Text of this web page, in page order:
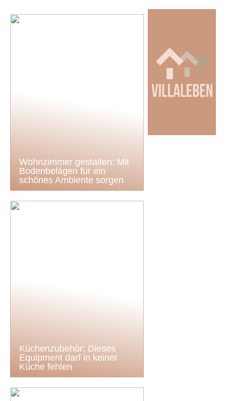
Wohnzimmer gestalten: Mit
Bodenbelägen für ein
schönes Ambiente sorgen
Küchenzubehör: Dieses
Equipment darf in keiner
Küche fehlen